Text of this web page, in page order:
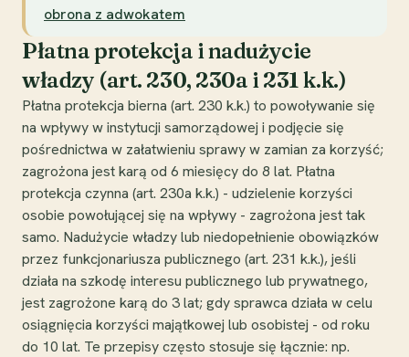
obrona z adwokatem
Płatna protekcja i nadużycie
władzy (art. 230, 230a i 231 k.k.)
Płatna protekcja bierna (art. 230 k.k.) to powoływanie się
na wpływy w instytucji samorządowej i podjęcie się
pośrednictwa w załatwieniu sprawy w zamian za korzyść;
zagrożona jest karą od 6 miesięcy do 8 lat. Płatna
protekcja czynna (art. 230a k.k.) - udzielenie korzyści
osobie powołującej się na wpływy - zagrożona jest tak
samo. Nadużycie władzy lub niedopełnienie obowiązków
przez funkcjonariusza publicznego (art. 231 k.k.), jeśli
działa na szkodę interesu publicznego lub prywatnego,
jest zagrożone karą do 3 lat; gdy sprawca działa w celu
osiągnięcia korzyści majątkowej lub osobistej - od roku
do 10 lat. Te przepisy często stosuje się łącznie: np.